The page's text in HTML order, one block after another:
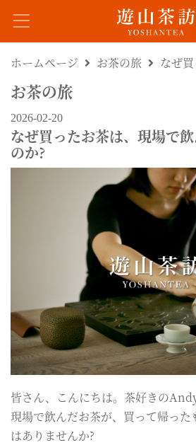
ホームページ お茶の旅 なぜ買った
お茶の旅
2026-02-20
なぜ買ったお茶は、現場で
のか?
皆さん、こんにちは。茶好きのAndy
現場で飲んだお茶が、買って帰っ
はありませんか?